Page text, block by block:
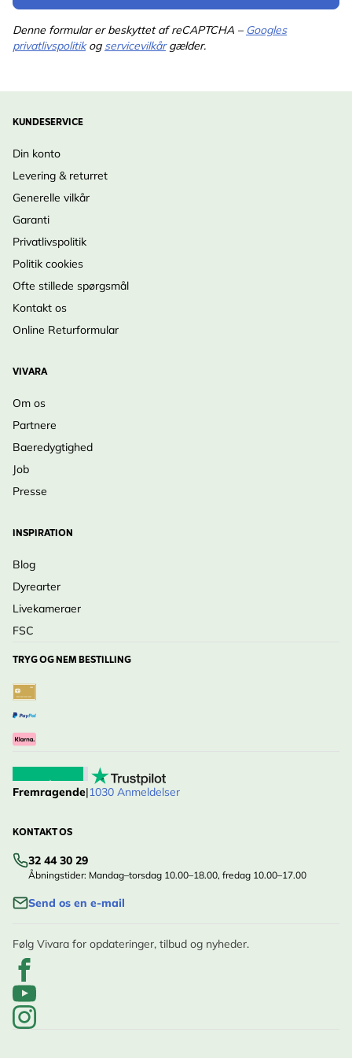
Denne formular er beskyttet af reCAPTCHA – Googles
privatlivspolitikog servicevilkårgælder.
KUNDESERVICE
Din konto
Levering & returret
Generelle vilkår
Garanti
Privatlivspolitik
Politik cookies
Ofte stillede spørgsmål
Kontakt os
Online Returformular
VIVARA
Om os
Partnere
Baeredygtighed
Job
Presse
INSPIRATION
Blog
Dyrearter
Livekameraer
FSC
TRYG OG NEM BESTILLING
Fremragende|1030 Anmeldelser
KONTAKT OS
32 44 30 29
Åbningstider: Mandag–torsdag 10.00–18.00, fredag 10.00–17.00
Send os en e-mail
Følg Vivara for opdateringer, tilbud og nyheder.